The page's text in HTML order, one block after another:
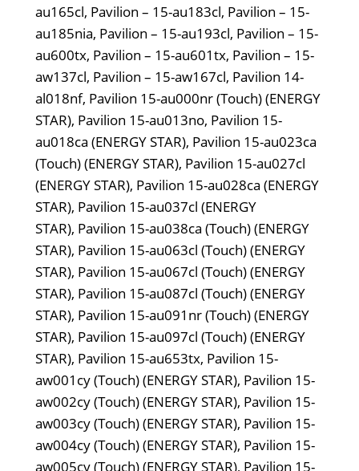
au165cl, Pavilion – 15-au183cl, Pavilion – 15-
au185nia, Pavilion – 15-au193cl, Pavilion – 15-
au600tx, Pavilion – 15-au601tx, Pavilion – 15-
aw137cl, Pavilion – 15-aw167cl, Pavilion 14-
al018nf, Pavilion 15-au000nr (Touch) (ENERGY
STAR), Pavilion 15-au013no, Pavilion 15-
au018ca (ENERGY STAR), Pavilion 15-au023ca
(Touch) (ENERGY STAR), Pavilion 15-au027cl
(ENERGY STAR), Pavilion 15-au028ca (ENERGY
STAR), Pavilion 15-au037cl (ENERGY
STAR), Pavilion 15-au038ca (Touch) (ENERGY
STAR), Pavilion 15-au063cl (Touch) (ENERGY
STAR), Pavilion 15-au067cl (Touch) (ENERGY
STAR), Pavilion 15-au087cl (Touch) (ENERGY
STAR), Pavilion 15-au091nr (Touch) (ENERGY
STAR), Pavilion 15-au097cl (Touch) (ENERGY
STAR), Pavilion 15-au653tx, Pavilion 15-
aw001cy (Touch) (ENERGY STAR), Pavilion 15-
aw002cy (Touch) (ENERGY STAR), Pavilion 15-
aw003cy (Touch) (ENERGY STAR), Pavilion 15-
aw004cy (Touch) (ENERGY STAR), Pavilion 15-
aw005cy (Touch) (ENERGY STAR), Pavilion 15-